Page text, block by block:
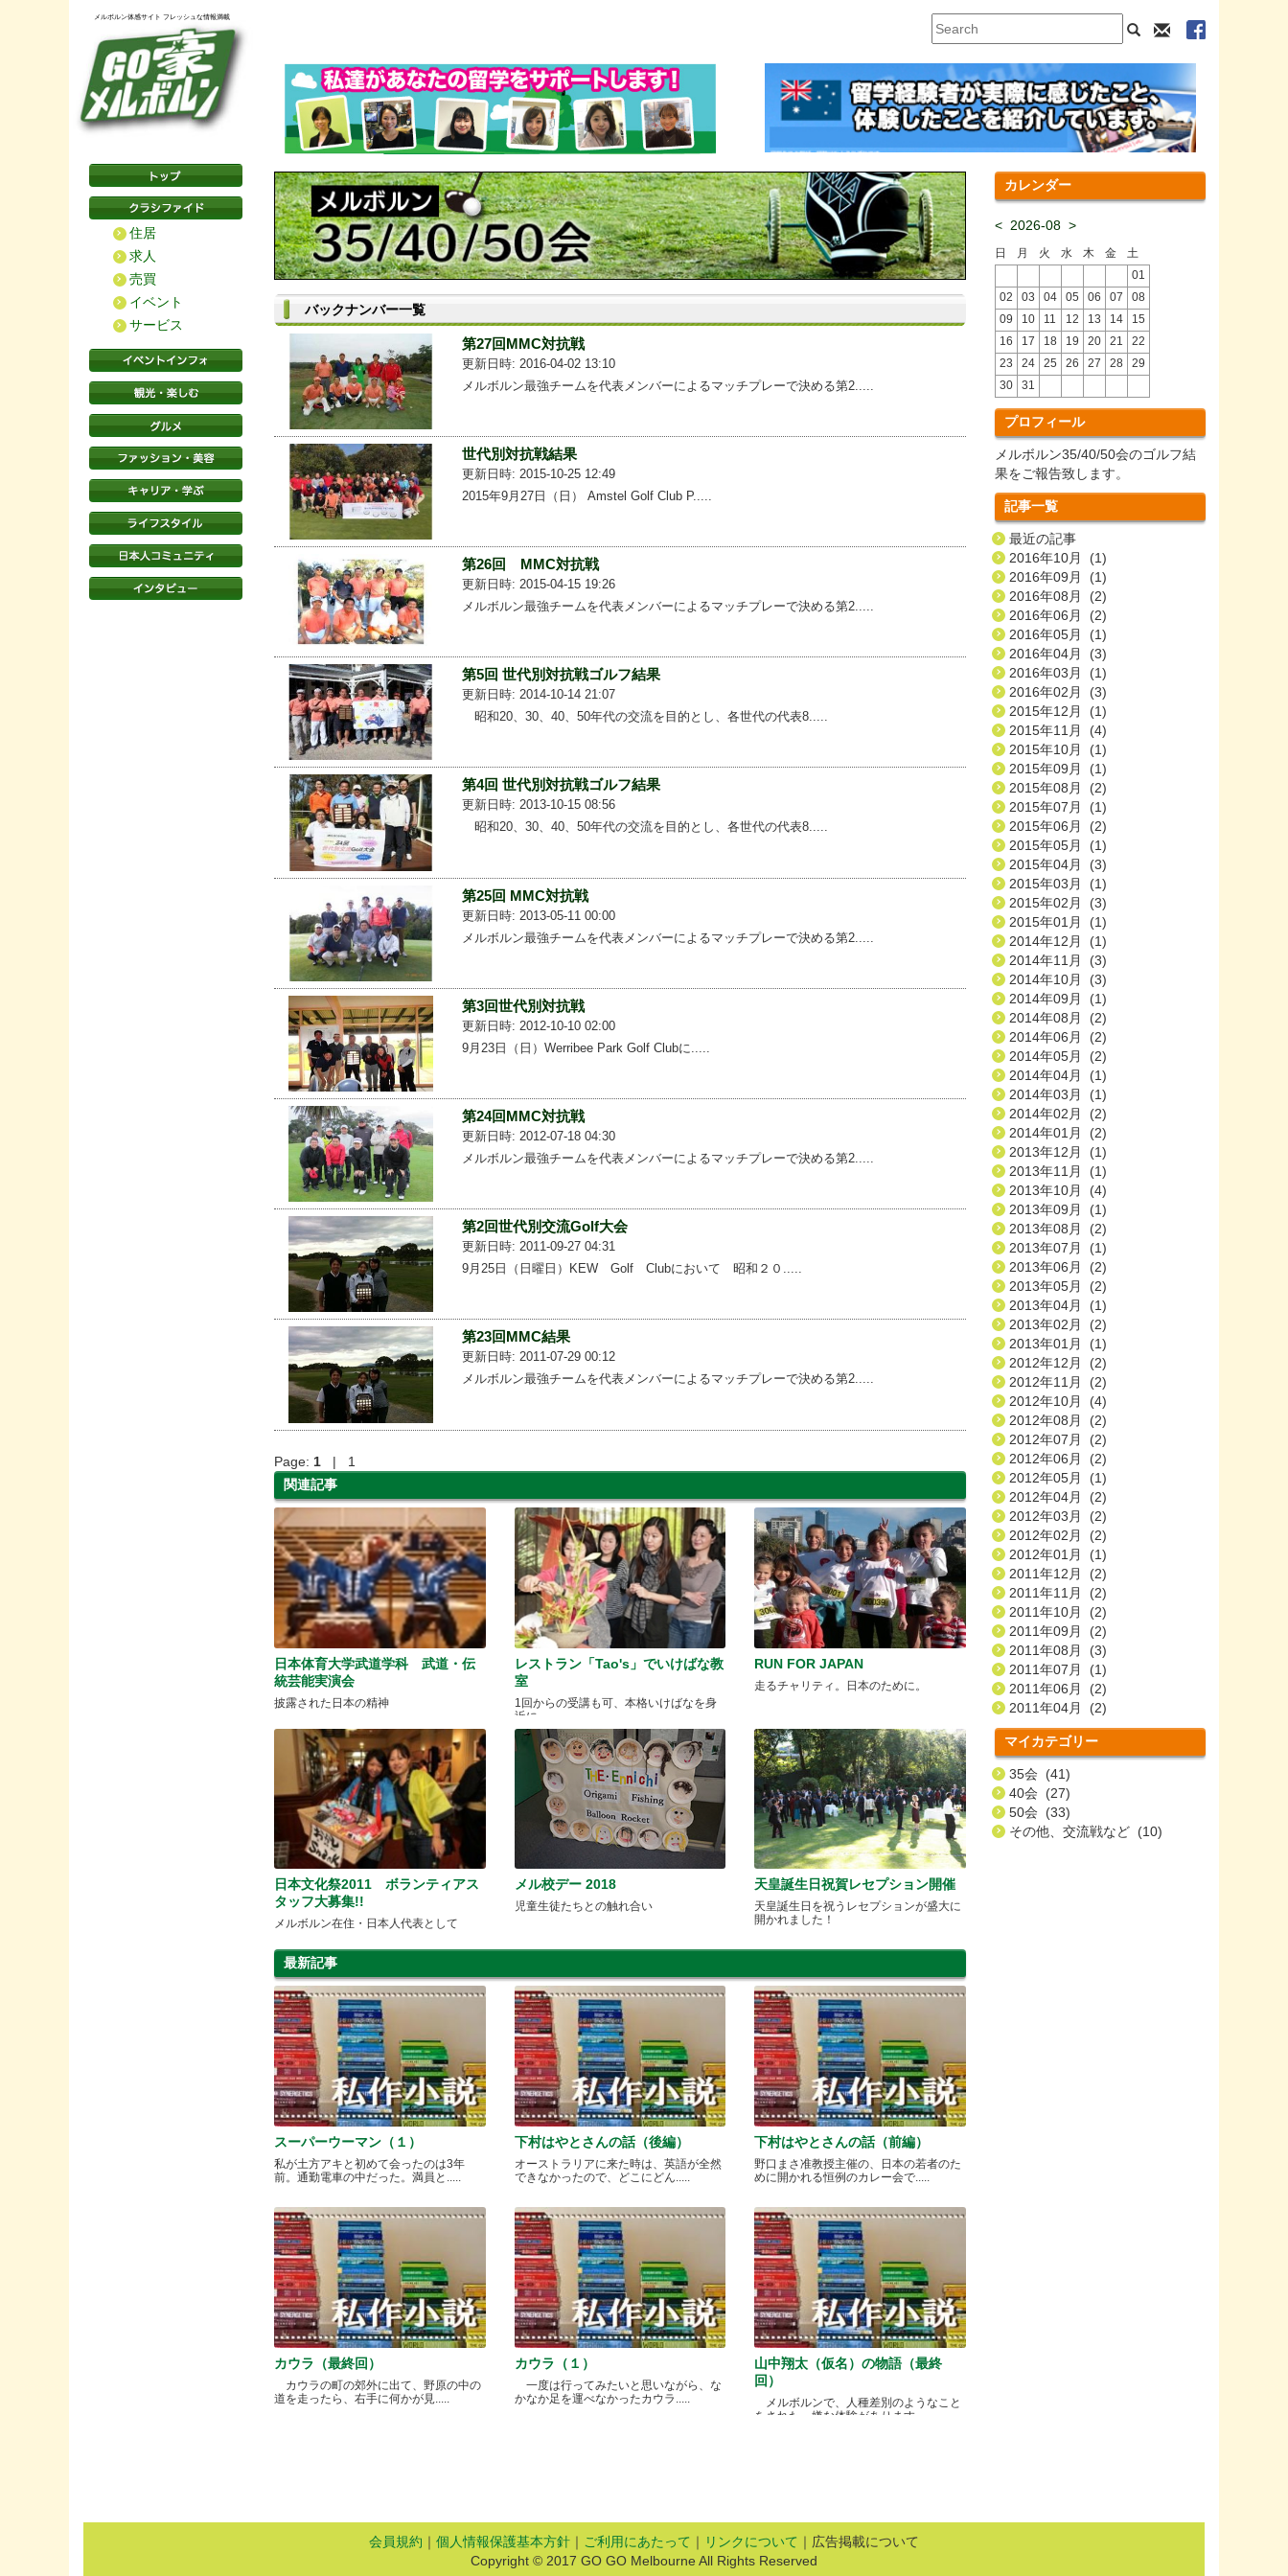
メルボルン体感サイト フレッシュな情報満載
住居
求人
売買
イベント
サービス
バックナンバー一覧
第27回MMC対抗戦
更新日時: 2016-04-02 13:10
メルボルン最強チームを代表メンバーによるマッチプレーで決める第2.....
世代別対抗戦結果
更新日時: 2015-10-25 12:49
2015年9月27日（日） Amstel Golf Club P.....
第26回 MMC対抗戦
更新日時: 2015-04-15 19:26
メルボルン最強チームを代表メンバーによるマッチプレーで決める第2.....
第5回 世代別対抗戦ゴルフ結果
更新日時: 2014-10-14 21:07
昭和20、30、40、50年代の交流を目的とし、各世代の代表8.....
第4回 世代別対抗戦ゴルフ結果
更新日時: 2013-10-15 08:56
昭和20、30、40、50年代の交流を目的とし、各世代の代表8.....
第25回 MMC対抗戦
更新日時: 2013-05-11 00:00
メルボルン最強チームを代表メンバーによるマッチプレーで決める第2.....
第3回世代別対抗戦
更新日時: 2012-10-10 02:00
9月23日（日）Werribee Park Golf Clubに.....
第24回MMC対抗戦
更新日時: 2012-07-18 04:30
メルボルン最強チームを代表メンバーによるマッチプレーで決める第2.....
第2回世代別交流Golf大会
更新日時: 2011-09-27 04:31
9月25日（日曜日）KEW Golf Clubにおいて 昭和２０.....
第23回MMC結果
更新日時: 2011-07-29 00:12
メルボルン最強チームを代表メンバーによるマッチプレーで決める第2.....
Page: 1 | 1
関連記事
日本体育大学武道学科 武道・伝
統芸能実演会
披露された日本の精神
レストラン「Tao's」でいけばな教
室
1回からの受講も可、本格いけばなを身
近に
RUN FOR JAPAN
走るチャリティ。日本のために。
日本文化祭2011 ボランティアス
タッフ大募集!!
メルボルン在住・日本人代表として
メル校デー 2018
児童生徒たちとの触れ合い
天皇誕生日祝賀レセプション開催
天皇誕生日を祝うレセプションが盛大に
開かれました！
最新記事
スーパーウーマン（１）
私が土方アキと初めて会ったのは3年
前。通勤電車の中だった。満員と.....
下村はやとさんの話（後編）
オーストラリアに来た時は、英語が全然
できなかったので、どこにどん.....
下村はやとさんの話（前編）
野口まさ准教授主催の、日本の若者のた
めに開かれる恒例のカレー会で.....
カウラ（最終回）
カウラの町の郊外に出て、野原の中の
道を走ったら、右手に何かが見.....
カウラ（１）
一度は行ってみたいと思いながら、な
かなか足を運べなかったカウラ.....
山中翔太（仮名）の物語（最終
回）
メルボルンで、人種差別のようなこと
をされた、嫌な体験があります.....
カレンダー
< 2026-08 >
日 月 火 水 木 金
土
01
02
03 04 05 06 07
08
09
10 11 12 13 14
15
16
17 18 19 20 21
22
23
24 25 26 27 28
29
30
31
プロフィール
メルボルン35/40/50会のゴルフ結
果をご報告致します。
記事一覧
最近の記事
2016年10月 (1)
2016年09月 (1)
2016年08月 (2)
2016年06月 (2)
2016年05月 (1)
2016年04月 (3)
2016年03月 (1)
2016年02月 (3)
2015年12月 (1)
2015年11月 (4)
2015年10月 (1)
2015年09月 (1)
2015年08月 (2)
2015年07月 (1)
2015年06月 (2)
2015年05月 (1)
2015年04月 (3)
2015年03月 (1)
2015年02月 (3)
2015年01月 (1)
2014年12月 (1)
2014年11月 (3)
2014年10月 (3)
2014年09月 (1)
2014年08月 (2)
2014年06月 (2)
2014年05月 (2)
2014年04月 (1)
2014年03月 (1)
2014年02月 (2)
2014年01月 (2)
2013年12月 (1)
2013年11月 (1)
2013年10月 (4)
2013年09月 (1)
2013年08月 (2)
2013年07月 (1)
2013年06月 (2)
2013年05月 (2)
2013年04月 (1)
2013年02月 (2)
2013年01月 (1)
2012年12月 (2)
2012年11月 (2)
2012年10月 (4)
2012年08月 (2)
2012年07月 (2)
2012年06月 (2)
2012年05月 (1)
2012年04月 (2)
2012年03月 (2)
2012年02月 (2)
2012年01月 (1)
2011年12月 (2)
2011年11月 (2)
2011年10月 (2)
2011年09月 (2)
2011年08月 (3)
2011年07月 (1)
2011年06月 (2)
2011年04月 (2)
マイカテゴリー
35会 (41)
40会 (27)
50会 (33)
その他、交流戦など (10)
会員規約 ｜ 個人情報保護基本方針 ｜ ご利用にあたって ｜ リンクについて ｜広告掲載について
Copyright © 2017 GO GO Melbourne All Rights Reserved